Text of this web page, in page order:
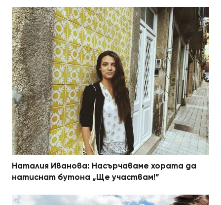
Наталия Иванова: Насърчаваме хората да
натиснат бутона „Ще участвам!”